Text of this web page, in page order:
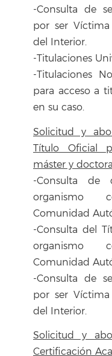
-Consulta de
por ser
del Interior.
-Titulaciones
-Titulaciones
para acceso a
en su caso.
Solicitud y
Título Oficial
máster y
-Consulta de
organismo
Comunidad
-Consulta del
organismo
Comunidad
-Consulta de
por ser
del Interior.
Solicitud y
Certificación